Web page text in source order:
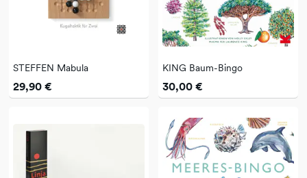
STEFFEN Mabula
29,90 €
KING Baum-Bingo
30,00 €